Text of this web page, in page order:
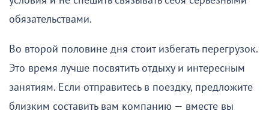
обязательствами.
Во второй половине дня стоит избегать перегрузок.
Это время лучше посвятить отдыху и интересным
занятиям. Если отправитесь в поездку, предложите
близким составить вам компанию — вместе вы